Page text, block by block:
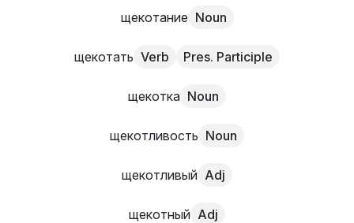
щекотание Noun
щекотать Verb Pres. Participle
щекотка Noun
щекотливость Noun
щекотливый Adj
щекотный Adj